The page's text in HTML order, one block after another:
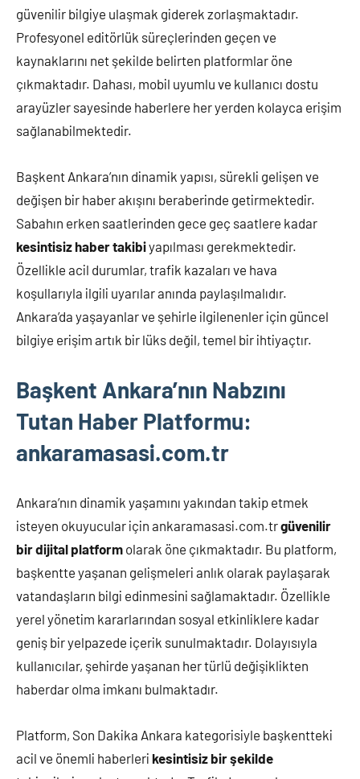
güvenilir bilgiye ulaşmak giderek zorlaşmaktadır.
Profesyonel editörlük süreçlerinden geçen ve
kaynaklarını net şekilde belirten platformlar öne
çıkmaktadır. Dahası, mobil uyumlu ve kullanıcı dostu
arayüzler sayesinde haberlere her yerden kolayca erişim
sağlanabilmektedir.
Başkent Ankara’nın dinamik yapısı, sürekli gelişen ve
değişen bir haber akışını beraberinde getirmektedir.
Sabahın erken saatlerinden gece geç saatlere kadar
kesintisiz haber takibiyapılması gerekmektedir.
Özellikle acil durumlar, trafik kazaları ve hava
koşullarıyla ilgili uyarılar anında paylaşılmalıdır.
Ankara’da yaşayanlar ve şehirle ilgilenenler için güncel
bilgiye erişim artık bir lüks değil, temel bir ihtiyaçtır.
Başkent Ankara’nın Nabzını
Tutan Haber Platformu:
ankaramasasi.com.tr
Ankara’nın dinamik yaşamını yakından takip etmek
isteyen okuyucular için ankaramasasi.com.trgüvenilir
bir dijital platform olarak öne çıkmaktadır. Bu platform,
başkentte yaşanan gelişmeleri anlık olarak paylaşarak
vatandaşların bilgi edinmesini sağlamaktadır. Özellikle
yerel yönetim kararlarından sosyal etkinliklere kadar
geniş bir yelpazede içerik sunulmaktadır. Dolayısıyla
kullanıcılar, şehirde yaşanan her türlü değişiklikten
haberdar olma imkanı bulmaktadır.
Platform, Son Dakika Ankara kategorisiyle başkentteki
acil ve önemli haberleri kesintisiz bir şekilde